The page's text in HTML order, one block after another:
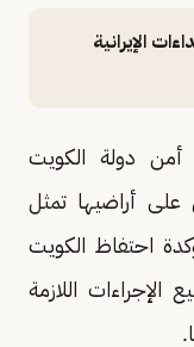
الإيرانية
أمن دولة الكويت
على أراضيها تمثل
احتفاظ الكويت
اللازمة